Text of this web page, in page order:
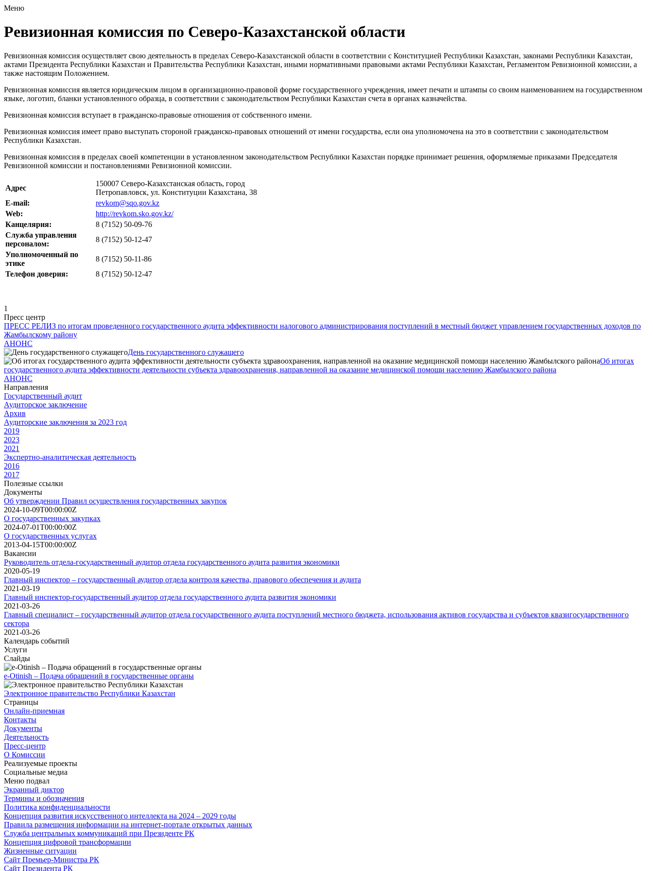
Меню
Ревизионная комиссия по Северо-Казахстанской области
Ревизионная комиссия осуществляет свою деятельность в пределах Северо-Казахстанской области в соответствии с Конституцией Республики Казахстан, законами Республики Казахстан,
актами Президента Республики Казахстан и Правительства Республики Казахстан, иными нормативными правовыми актами Республики Казахстан, Регламентом Ревизионной комиссии, а
также настоящим Положением.
Ревизионная комиссия является юридическим лицом в организационно-правовой форме государственного учреждения, имеет печати и штампы со своим наименованием на государственном
языке, логотип, бланки установленного образца, в соответствии с законодательством Республики Казахстан счета в органах казначейства.
Ревизионная комиссия вступает в гражданско-правовые отношения от собственного имени.
Ревизионная комиссия имеет право выступать стороной гражданско-правовых отношений от имени государства, если она уполномочена на это в соответствии с законодательством
Республики Казахстан.
Ревизионная комиссия в пределах своей компетенции в установленном законодательством Республики Казахстан порядке принимает решения, оформляемые приказами Председателя
Ревизионной комиссии и постановлениями Ревизионной комиссии.
Адрес
150007 Северо-Казахстанская область, город
Петропавловск, ул. Конституции Казахстана, 38
E-mail:
revkom@sqo.gov.kz
Web:
http://revkom.sko.gov.kz/
Канцелярия:
8 (7152) 50-09-76
Служба управления
персоналом:
8 (7152) 50-12-47
Уполномоченный по
этике
8 (7152) 50-11-86
Телефон доверия:
8 (7152) 50-12-47
1
Пресс центр
ПРЕСС РЕЛИЗ по итогам проведенного государственного аудита эффективности налогового администрирования поступлений в местный бюджет управлением государственных доходов по
Жамбылскому району
АНОНС
День государственного служащего
Об итогах
государственного аудита эффективности деятельности субъекта здравоохранения, направленной на оказание медицинской помощи населению Жамбылского района
АНОНС
Направления
Государственный аудит
Аудиторское заключение
Архив
Аудиторские заключения за 2023 год
2019
2023
2021
Экспертно-аналитическая деятельность
2016
2017
Полезные ссылки
Документы
Об утверждении Правил осуществления государственных закупок
2024-10-09T00:00:00Z
О государственных закупках
2024-07-01T00:00:00Z
О государственных услугах
2013-04-15T00:00:00Z
Вакансии
Руководитель отдела-государственный аудитор отдела государственного аудита развития экономики
2020-05-19
Главный инспектор – государственный аудитор отдела контроля качества, правового обеспечения и аудита
2021-03-19
Главный инспектор-государственный аудитор отдела государственного аудита развития экономики
2021-03-26
Главный специалист – государственный аудитор отдела государственного аудита поступлений местного бюджета, использования активов государства и субъектов квазигосударственного
сектора
2021-03-26
Календарь событий
Услуги
Слайды
e-Otinish – Подача обращений в государственные органы
Электронное правительство Республики Казахстан
Страницы
Онлайн-приемная
Контакты
Документы
Деятельность
Пресс-центр
О Комиссии
Реализуемые проекты
Социальные медиа
Меню подвал
Экранный диктор
Термины и обозначения
Политика конфиденциальности
Концепция развития искусственного интеллекта на 2024 – 2029 годы
Правила размещения информации на интернет-портале открытых данных
Служба центральных коммуникаций при Президенте РК
Концепция цифровой трансформации
Жизненные ситуации
Сайт Премьер-Министра РК
Сайт Президента РК